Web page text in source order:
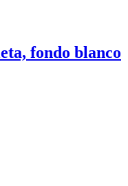
fondo blanco